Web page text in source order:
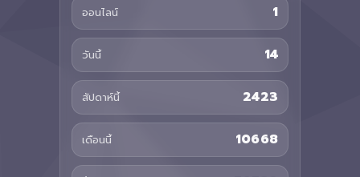
ออนไลน์ 1
วันนี้ 14
สัปดาห์นี้ 2423
เดือนนี้ 10668